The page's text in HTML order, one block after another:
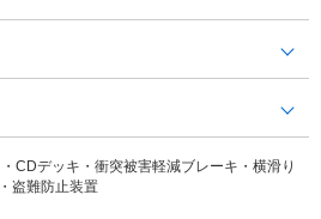
CDデッキ・衝突被害軽減ブレーキ・横滑り
盗難防止装置